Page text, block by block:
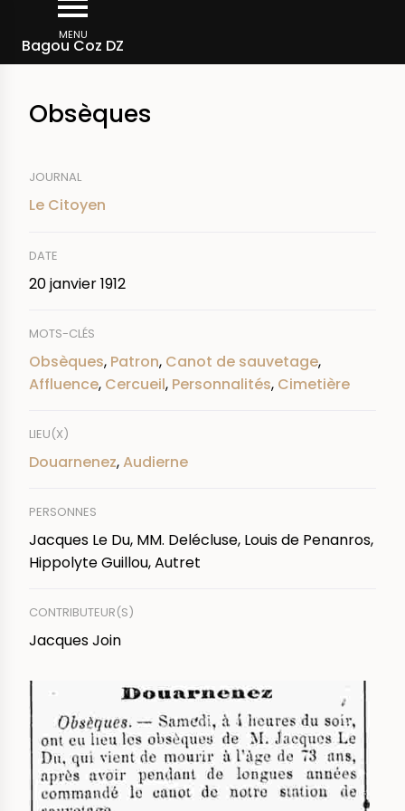
contenu
MENU
Bagou Coz DZ
d'Ariane
Rechercher dans la presse
Obsèques
JOURNAL
Le Citoyen
DATE
20 janvier 1912
MOTS-CLÉS
Obsèques, Patron, Canot de sauvetage,
Affluence, Cercueil, Personnalités, Cimetière
LIEU(X)
Douarnenez,Audierne
PERSONNES
Jacques Le Du, MM. Delécluse, Louis de Penanros,
Hippolyte Guillou, Autret
CONTRIBUTEUR(S)
Jacques Join
IMAGE